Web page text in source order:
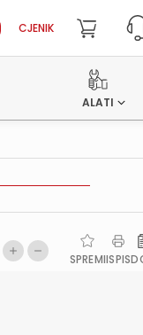
CJENIK
ALATI
SPREMIISPIS